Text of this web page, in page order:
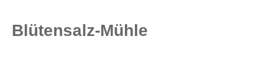
Blütensalz-Mühle